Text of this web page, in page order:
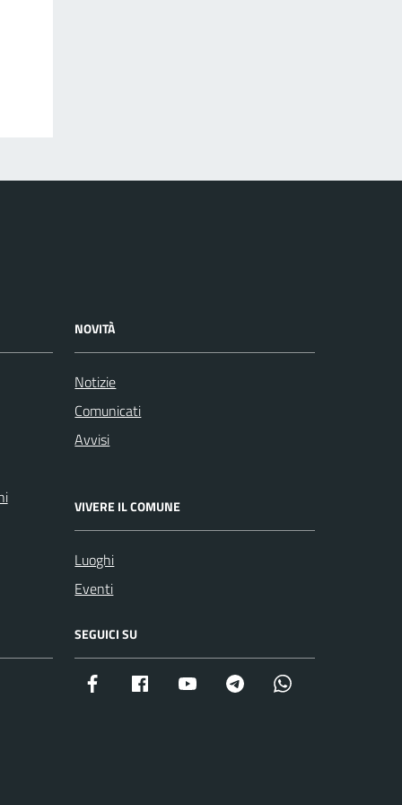
NOVITÀ
Notizie
Comunicati
Avvisi
VIVERE IL COMUNE
Luoghi
Eventi
SEGUICI SU
Facebook istituzionale
Facebook museo civico
YouTube Telegram